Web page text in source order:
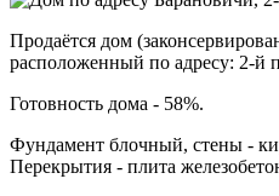
Продаётся дом
расположенный по адресу: 2-й
Готовность дома - 58%.
Фундамент блочный, стены -
Перекрытия - плита